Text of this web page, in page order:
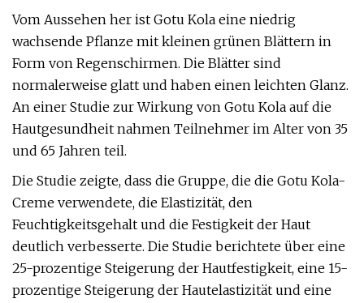
Vom Aussehen her ist Gotu Kola eine niedrig
wachsende Pflanze mit kleinen grünen Blättern in
Form von Regenschirmen. Die Blätter sind
normalerweise glatt und haben einen leichten Glanz.
An einer Studie zur Wirkung von Gotu Kola auf die
Hautgesundheit nahmen Teilnehmer im Alter von 35
und 65 Jahren teil.
Die Studie zeigte, dass die Gruppe, die die Gotu Kola-
Creme verwendete, die Elastizität, den
Feuchtigkeitsgehalt und die Festigkeit der Haut
deutlich verbesserte. Die Studie berichtete über eine
25-prozentige Steigerung der Hautfestigkeit, eine 15-
prozentige Steigerung der Hautelastizität und eine